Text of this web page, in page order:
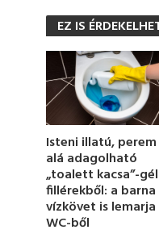
s
d
o
f
m
i
n
u
t
e
,
EZ IS
Isteni illatú, perem
alá adagolható
„toalett kacsa”-gél
fillérekből: a barna
vízkövet is lemarja
WC-ből